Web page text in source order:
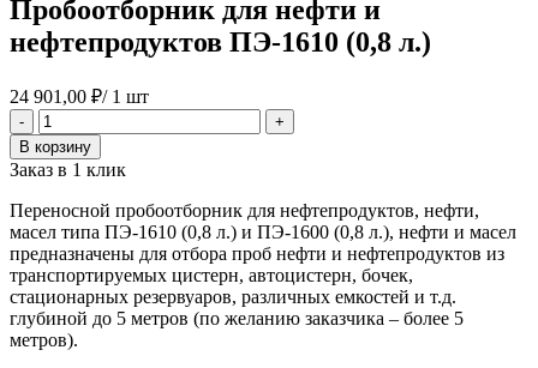
Пробоотборник для нефти и
нефтепродуктов ПЭ-1610 (0,8 л.)
24 901,00 ₽/ 1 шт
-
Количество
товара
Пробоотборник
для
нефти
и
нефтепродуктов
ПЭ-1610
(0,8
л.)
+
В корзину
Заказ в 1 клик
Переносной пробоотборник для нефтепродуктов, нефти,
масел типа ПЭ-1610 (0,8 л.) и ПЭ-1600 (0,8 л.), нефти и масел
предназначены для отбора проб нефти и нефтепродуктов из
транспортируемых цистерн, автоцистерн, бочек,
стационарных резервуаров, различных емкостей и т.д.
глубиной до 5 метров (по желанию заказчика – более 5
метров).